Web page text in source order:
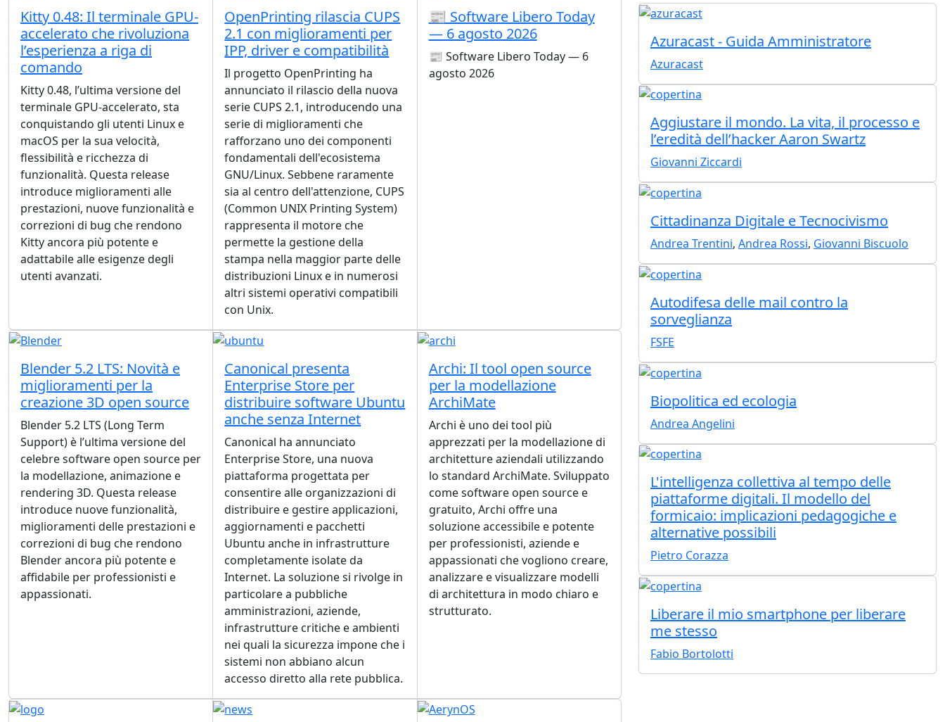
Kitty 0.48: Il terminale GPU-
accelerato che rivoluziona
l’esperienza a riga di
comando
Kitty 0.48, l’ultima versione del
terminale GPU-accelerato, sta
conquistando gli utenti Linux e
macOS per la sua velocità,
flessibilità e ricchezza di
funzionalità. Questa release
introduce miglioramenti alle
prestazioni, nuove funzionalità e
correzioni di bug che rendono
Kitty ancora più potente e
adattabile alle esigenze degli
utenti avanzati.
OpenPrinting rilascia CUPS
2.1 con miglioramenti per
IPP, driver e compatibilità
Il progetto OpenPrinting ha
annunciato il rilascio della nuova
serie CUPS 2.1, introducendo una
serie di miglioramenti che
rafforzano uno dei componenti
fondamentali dell'ecosistema
GNU/Linux. Sebbene raramente
sia al centro dell'attenzione, CUPS
(Common UNIX Printing System)
rappresenta il motore che
permette la gestione della
stampa nella maggior parte delle
distribuzioni Linux e in numerosi
altri sistemi operativi compatibili
con Unix.
📰 Software Libero Today
— 6 agosto 2026
📰 Software Libero Today — 6
agosto 2026
Blender 5.2 LTS: Novità e
miglioramenti per la
creazione 3D open source
Blender 5.2 LTS (Long Term
Support) è l’ultima versione del
celebre software open source per
la modellazione, animazione e
rendering 3D. Questa release
introduce nuove funzionalità,
miglioramenti delle prestazioni e
correzioni di bug che rendono
Blender ancora più potente e
affidabile per professionisti e
appassionati.
Canonical presenta
Enterprise Store per
distribuire software Ubuntu
anche senza Internet
Canonical ha annunciato
Enterprise Store, una nuova
piattaforma progettata per
consentire alle organizzazioni di
distribuire e gestire applicazioni,
aggiornamenti e pacchetti
Ubuntu anche in infrastrutture
completamente isolate da
Internet. La soluzione si rivolge in
particolare a pubbliche
amministrazioni, aziende,
infrastrutture critiche e ambienti
nei quali la sicurezza impone che i
sistemi non abbiano alcun
accesso diretto alla rete pubblica.
Archi: Il tool open source
per la modellazione
ArchiMate
Archi è uno dei tool più
apprezzati per la modellazione di
architetture aziendali utilizzando
lo standard ArchiMate. Sviluppato
come software open source e
gratuito, Archi offre una
soluzione accessibile e potente
per professionisti, aziende e
appassionati che vogliono creare,
analizzare e visualizzare modelli
di architettura in modo chiaro e
strutturato.
Azuracast - Guida Amministratore
Azuracast
Aggiustare il mondo. La vita, il processo e
l’eredità dell’hacker Aaron Swartz
Giovanni Ziccardi
Cittadinanza Digitale e Tecnocivismo
Andrea Trentini, Andrea Rossi, Giovanni Biscuolo
Autodifesa delle mail contro la
sorveglianza
FSFE
Biopolitica ed ecologia
Andrea Angelini
L'intelligenza collettiva al tempo delle
piattaforme digitali. Il modello del
formicaio: implicazioni pedagogiche e
alternative possibili
Pietro Corazza
Liberare il mio smartphone per liberare
me stesso
Fabio Bortolotti